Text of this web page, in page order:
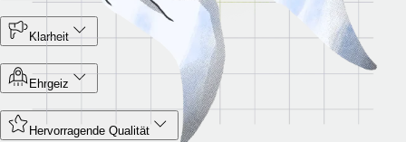
Klarheit
Ehrgeiz
Hervorragende Qualität